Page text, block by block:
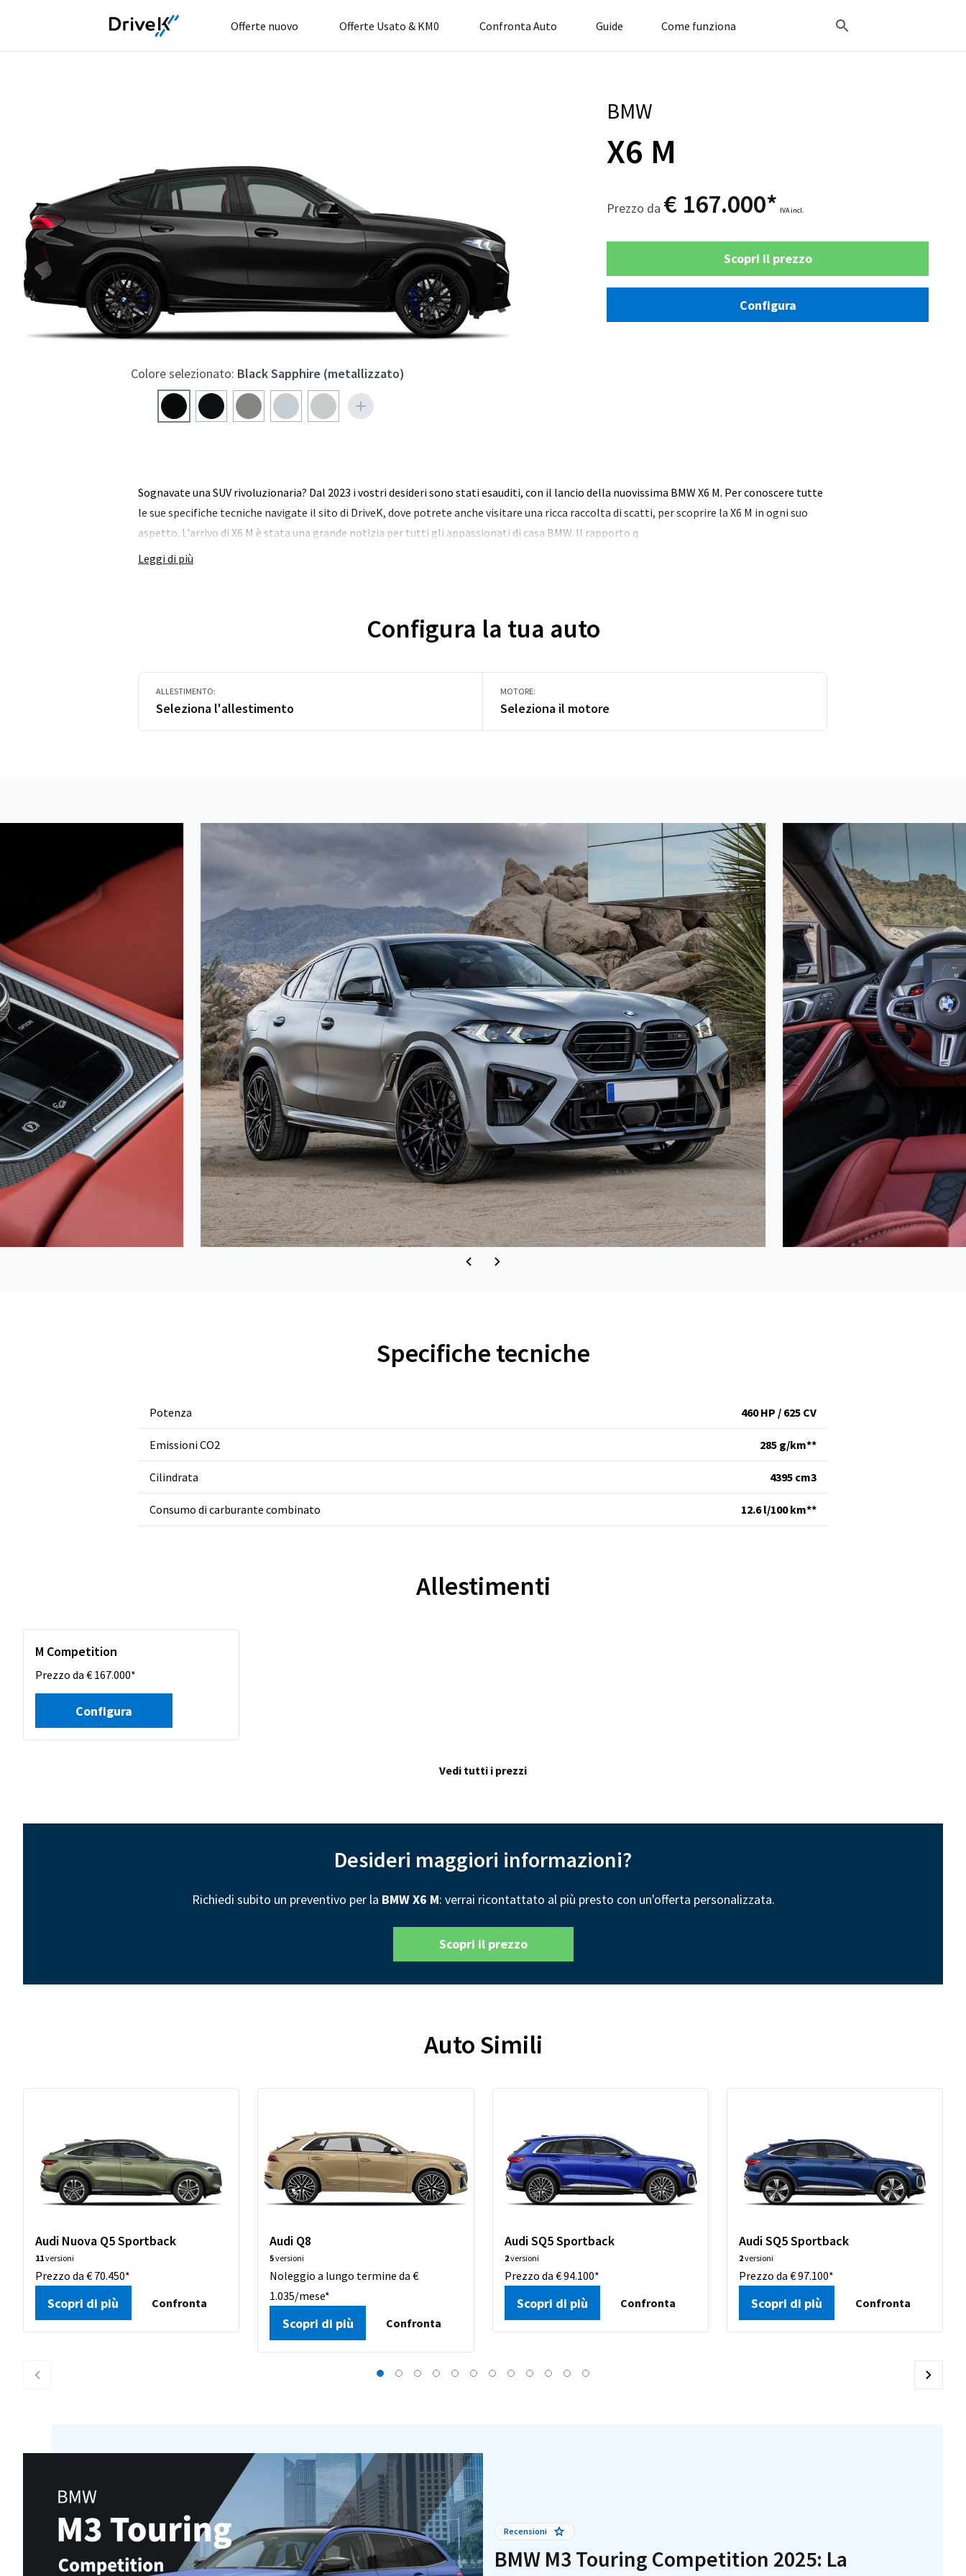
Offerte nuovo Offerte Usato & KM0 Confronta Auto Guide Come funziona
BMW
X6 M
Prezzo da € 167.000* IVA incl.
Colore selezionato: Black Sapphire (metallizzato)
Scopri il prezzo
Configura
Sognavate una SUV rivoluzionaria? Dal 2023 i vostri desideri sono stati esauditi, con il lancio della nuovissima BMW X6 M. Per conoscere tutte
le sue specifiche tecniche navigate il sito di DriveK, dove potrete anche visitare una ricca raccolta di scatti, per scoprire la X6 M in ogni suo
aspetto. L'arrivo di X6 M è stata una grande notizia per tutti gli appassionati di casa BMW. Il rapporto q
Leggi di più
Configura la tua auto
ALLESTIMENTO:
Seleziona l'allestimento
MOTORE:
Seleziona il motore
Specifiche tecniche
Potenza 460 HP / 625 CV
Emissioni CO2 285 g/km**
Cilindrata 4395 cm3
Consumo di carburante combinato 12.6 l/100 km**
Allestimenti
M Competition
Prezzo da € 167.000*
Configura
Vedi tutti i prezzi
Desideri maggiori informazioni?
Richiedi subito un preventivo per la BMW X6 M: verrai ricontattato al più presto con un'offerta personalizzata.
Scopri il prezzo
Auto Simili
Audi Nuova Q5 Sportback
11versioni
Prezzo da € 70.450*
Scopri di più Confronta
Audi Q8
5versioni
Noleggio a lungo termine da €
1.035/mese*
Scopri di più Confronta
Audi SQ5 Sportback
2versioni
Prezzo da € 94.100*
Scopri di più Confronta
Audi SQ5 Sportback
2versioni
Prezzo da € 97.100*
Scopri di più Confronta
Recensioni
BMW M3 Touring Competition 2025: La